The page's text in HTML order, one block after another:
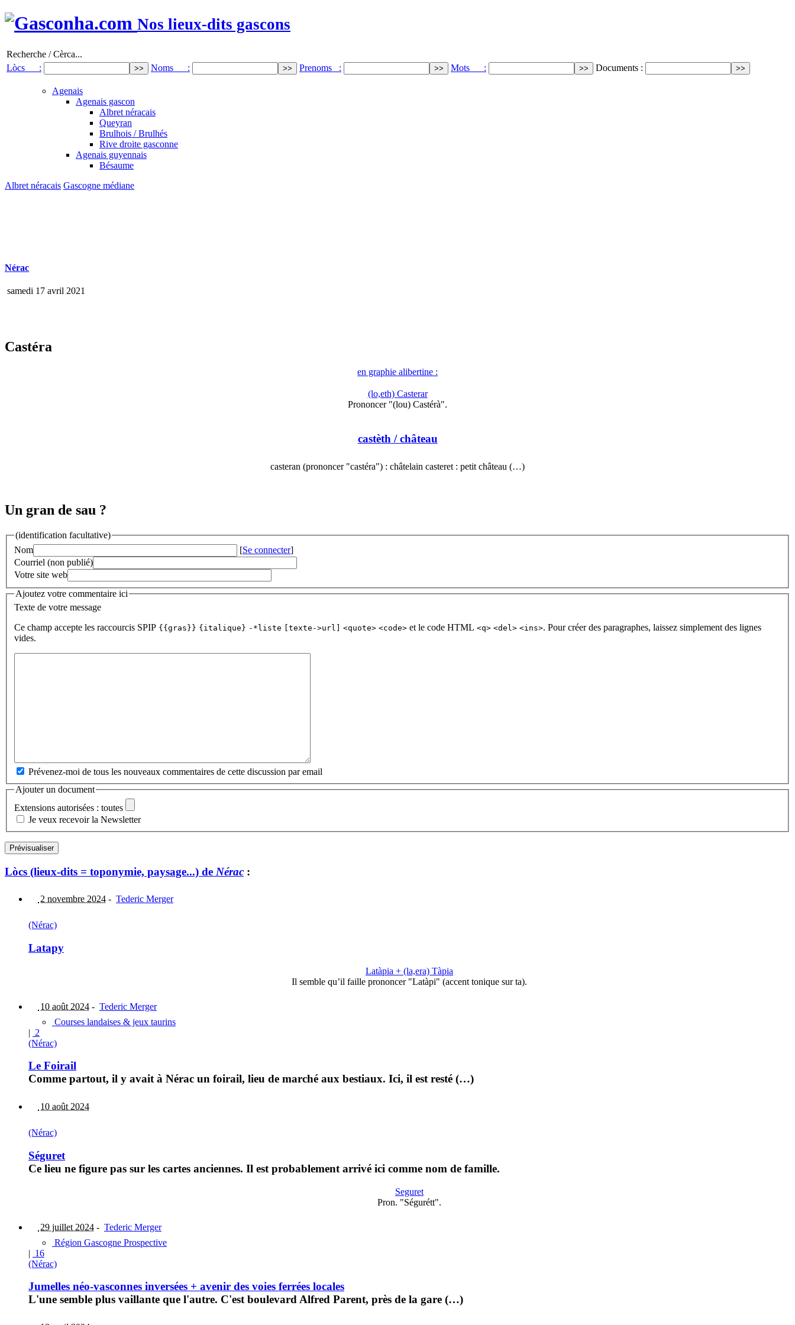
Nos lieux-dits gascons
Recherche / Cèrca...
Lòcs :
Noms : Prenoms : Mots : Documents :
Agenais
Agenais gascon
Albret néracais
Queyran
Brulhois / Brulhés
Rive droite gasconne
Agenais guyennais
Bésaume
Albret néracais Gascogne médiane
Nérac
samedi 17 avril 2021
Castéra
en graphie alibertine :
(lo,eth) Casterar
Prononcer "(lou) Castérà".
castèth / château
casteran (prononcer "castéra") : châtelain casteret : petit château (…)
Un gran de sau ?
(identification facultative)
Nom
[Se connecter]
Courriel (non publié)
Votre site web
Ajoutez votre commentaire ici
Texte de votre message
Ce champ accepte les raccourcis SPIP {{gras}} {italique} -*liste [texte->url] <quote> <code> et le code HTML <q> <del> <ins>. Pour créer des paragraphes, laissez simplement des lignes
vides.
Prévenez-moi de tous les nouveaux commentaires de cette discussion par email
Ajouter un document
Extensions autorisées : toutes
Je veux recevoir la Newsletter
Lòcs (lieux-dits = toponymie, paysage...) de Nérac :
2 novembre 2024 - Tederic Merger
(Nérac)
Latapy
Latàpia + (la,era) Tàpia
Il semble qu’il faille prononcer "Latàpi" (accent tonique sur ta).
10 août 2024 - Tederic Merger
Courses landaises & jeux taurins
| 2
(Nérac)
Le Foirail
Comme partout, il y avait à Nérac un foirail, lieu de marché aux bestiaux. Ici, il est resté (…)
10 août 2024
(Nérac)
Séguret
Ce lieu ne figure pas sur les cartes anciennes. Il est probablement arrivé ici comme nom de famille.
Seguret
Pron. "Ségurétt".
29 juillet 2024 - Tederic Merger
Région Gascogne Prospective
| 16
(Nérac)
Jumelles néo-vasconnes inversées + avenir des voies ferrées locales
L'une semble plus vaillante que l'autre. C'est boulevard Alfred Parent, près de la gare (…)